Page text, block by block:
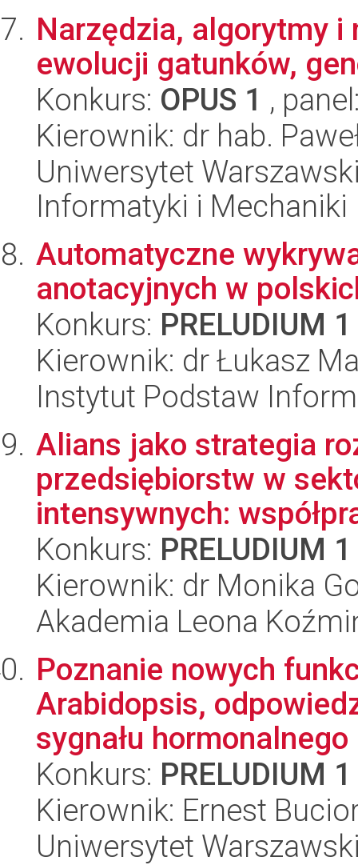
Narzędzia, algorytmy
ewolucji gatunków,
Konkurs: OPUS 1 ,
Kierownik: dr hab.
Uniwersytet
Informatyki i Mechaniki
Automatyczne
anotacyjnych w
Konkurs: PRELUDIUM 1
Kierownik: dr Łukasz
Instytut Podstaw
Alians jako strategia
przedsiębiorstw w
intensywnych:
Konkurs: PRELUDIUM 1
Kierownik: dr Monika
Akademia Leona
Poznanie nowych
Arabidopsis,
sygnału
Konkurs: PRELUDIUM 1
Kierownik: Ernest
Uniwersytet